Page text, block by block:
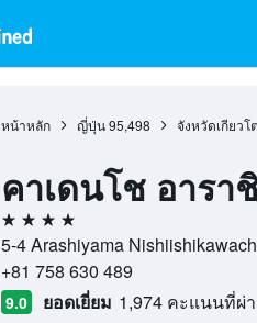
หน้าหลัก ญี่ปุ่น 95,498 จังหวัดเกียวโต
คาเดนโช อารา
4 ดาว
5-4 Arashiyama
+81 758 630 489
9.0 ยอดเยี่ยม 1,974 คะแนนที่ผ่